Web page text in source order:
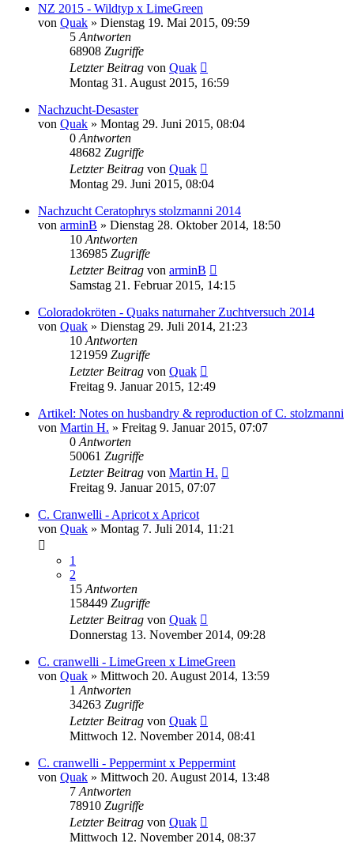
NZ 2015 - Wildtyp x LimeGreen
von Quak » Dienstag 19. Mai 2015, 09:59
5 Antworten
68908 Zugriffe
Letzter Beitrag von Quak
Montag 31. August 2015, 16:59
Nachzucht-Desaster
von Quak » Montag 29. Juni 2015, 08:04
0 Antworten
48682 Zugriffe
Letzter Beitrag von Quak
Montag 29. Juni 2015, 08:04
Nachzucht Ceratophrys stolzmanni 2014
von arminB » Dienstag 28. Oktober 2014, 18:50
10 Antworten
136985 Zugriffe
Letzter Beitrag von arminB
Samstag 21. Februar 2015, 14:15
Coloradokröten - Quaks naturnaher Zuchtversuch 2014
von Quak » Dienstag 29. Juli 2014, 21:23
10 Antworten
121959 Zugriffe
Letzter Beitrag von Quak
Freitag 9. Januar 2015, 12:49
Artikel: Notes on husbandry & reproduction of C. stolzmanni
von Martin H. » Freitag 9. Januar 2015, 07:07
0 Antworten
50061 Zugriffe
Letzter Beitrag von Martin H.
Freitag 9. Januar 2015, 07:07
C. Cranwelli - Apricot x Apricot
von Quak » Montag 7. Juli 2014, 11:21
1
2
15 Antworten
158449 Zugriffe
Letzter Beitrag von Quak
Donnerstag 13. November 2014, 09:28
C. cranwelli - LimeGreen x LimeGreen
von Quak » Mittwoch 20. August 2014, 13:59
1 Antworten
34263 Zugriffe
Letzter Beitrag von Quak
Mittwoch 12. November 2014, 08:41
C. cranwelli - Peppermint x Peppermint
von Quak » Mittwoch 20. August 2014, 13:48
7 Antworten
78910 Zugriffe
Letzter Beitrag von Quak
Mittwoch 12. November 2014, 08:37